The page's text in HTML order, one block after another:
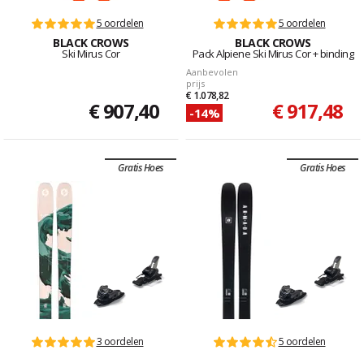
5 oordelen
BLACK CROWS
Ski Mirus Cor
€ 907,40
5 oordelen
BLACK CROWS
Pack Alpiene Ski Mirus Cor + binding
Aanbevolen
prijs
€ 1.078,82
-14% € 917,48
Gratis Hoes
3 oordelen
Gratis Hoes
5 oordelen